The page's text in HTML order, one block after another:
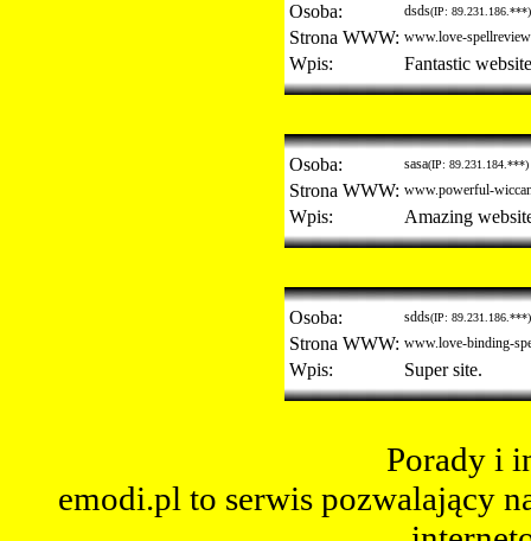
Osoba: dsds(IP:
Strona WWW: www.love-
Wpis: Fantastic
Osoba: sasa(IP: 89.231.184.***)
Strona WWW: www.powerful-
Wpis: Amazing
Osoba: sdds(IP:
Strona WWW: www.love-binding-
Wpis: Super site.
Porady i
emodi.pl to serwis pozwalający